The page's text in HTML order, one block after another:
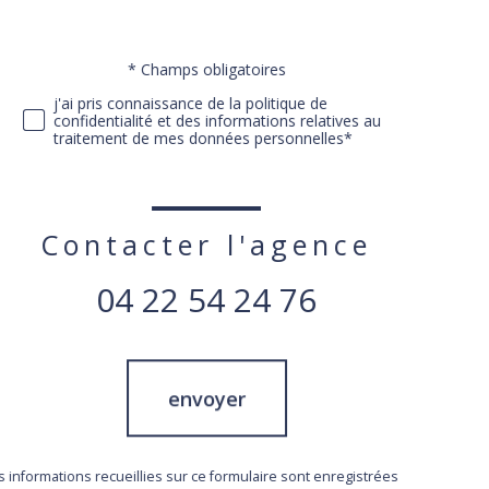
Validation* Champs obligatoires
j'ai pris connaissance de la politique de
confidentialité et des informations relatives au
traitement de mes données personnelles*
Contacter l'agence
04 22 54 24 76
envoyer
informations recueillies sur ce formulaire sont enregistrées